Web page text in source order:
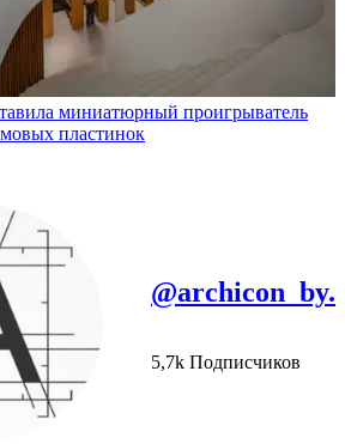
миниатюрный проигрыватель
пластинок
@archicon_by.
5,7k Подписчиков